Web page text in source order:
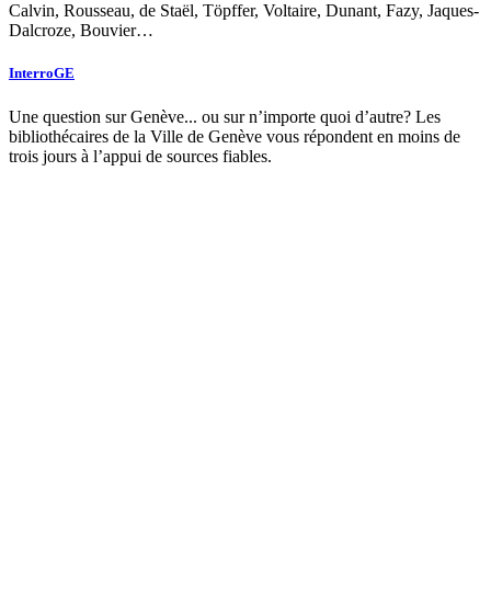
Calvin, Rousseau, de Staël, Töpffer, Voltaire, Dunant, Fazy, Jaques-
Dalcroze, Bouvier…
InterroGE
Une question sur Genève... ou sur n’importe quoi d’autre? Les
bibliothécaires de la Ville de Genève vous répondent en moins de
trois jours à l’appui de sources fiables.